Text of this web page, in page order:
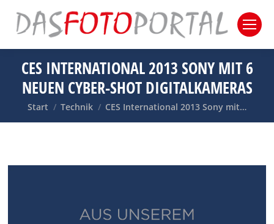
CES INTERNATIONAL 2013 SONY MIT 6
NEUEN CYBER-SHOT DIGITALKAMERAS
Sie befinden sich hier:
Start Technik CES International 2013 Sony mit…